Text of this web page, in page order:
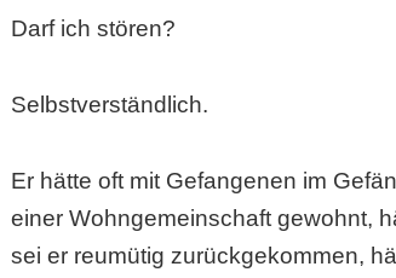
Darf ich stören?
Selbstverständlich.
Er hätte oft mit Gefangenen im
einer Wohngemeinschaft gewohnt,
sei er reumütig zurückgekommen,